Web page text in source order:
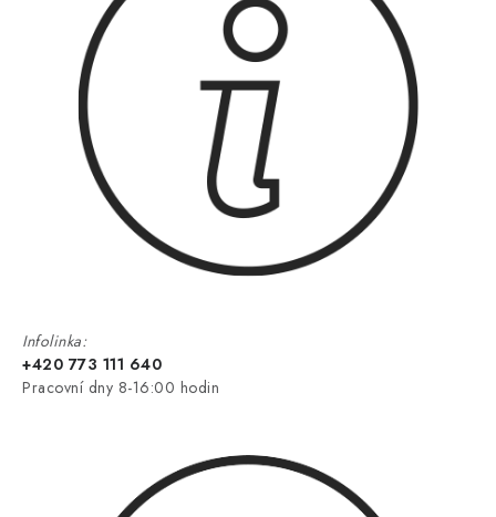
Infolinka:
+420 773 111 640
Pracovní dny 8-16:00 hodin